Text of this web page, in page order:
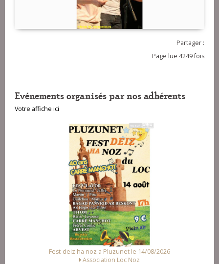
Partager :
Page lue 4249 fois
Evénements organisés par nos adhérents
Votre affiche ici
Fest-deiz ha noz a Pluzunet le 14/08/2026
Association Loc Noz